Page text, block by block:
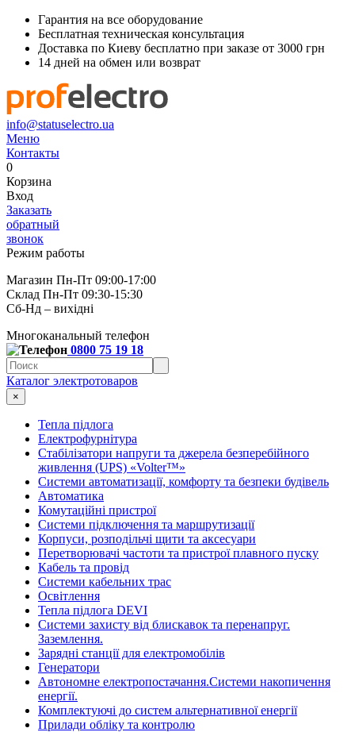
Гарантия на все оборудование
Бесплатная техническая консультация
Доставка по Киеву бесплатно при заказе от 3000 грн
14 дней на обмен или возврат
info@statuselectro.ua
Меню
Контакты
0
Корзина
Вход
Заказать
обратный
звонок
Режим работы
Магазин Пн-Пт 09:00-17:00
Склад Пн-Пт 09:30-15:30
Сб-Нд – вихідні
Многоканальный телефон
0800 75 19 18
Каталог электротоваров
×
Тепла підлога
Електрофурнітура
Cтабілізатори напруги та джерела безперебійного
живлення (UPS) «Volter™»
Системи автоматизації, комфорту та безпеки будівель
Автоматика
Комутаційні пристрої
Системи підключення та маршрутизації
Корпуси, розподільчі щити та аксесуари
Перетворювачі частоти та пристрої плавного пуску
Кабель та провід
Системи кабельних трас
Освітлення
Тепла підлога DEVI
Системи захисту від блискавок та перенапруг.
Заземлення.
Зарядні станції для електромобілів
Генератори
Автономне електропостачання.Системи накопичення
енергії.
Комплектуючі до систем альтернативної енергії
Прилади обліку та контролю